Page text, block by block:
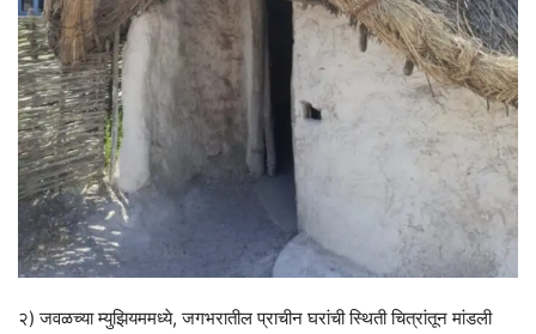
२) जवळच्या म्युझियममध्ये, जगभरातील प्राचीन घरांची स्थिती चित्रांतून मांडली